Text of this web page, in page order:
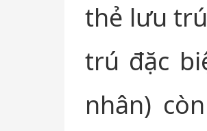
thẻ lưu
trú đặc
nhân)